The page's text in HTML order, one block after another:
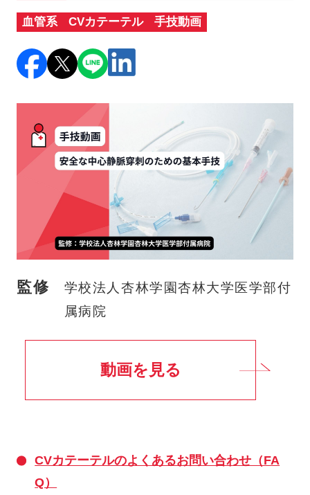
血管系 CVカテーテル 手技動画
監修
学校法人杏林学園杏林大学医学部付
属病院
動画を見る
CVカテーテルのよくあるお問い合わせ（FA
Q）